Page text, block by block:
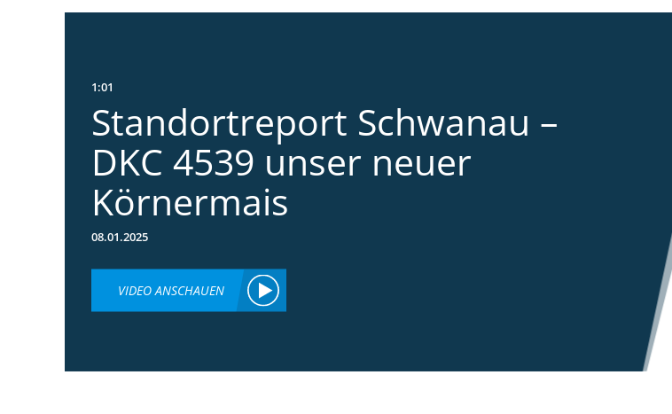
1:01
Standortreport Schwanau –
DKC 4539 unser neuer
Körnermais
08.01.2025
VIDEO ANSCHAUEN